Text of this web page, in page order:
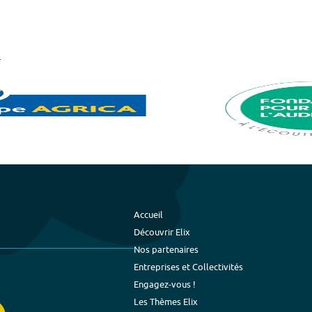
Accueil
Découvrir Elix
Nos partenaires
Entreprises et Collectivités
Engagez-vous !
Les Thèmes Elix